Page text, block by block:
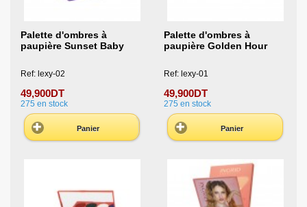
Palette d'ombres à
paupière Sunset Baby
Ref: lexy-02
49,900DT
275 en stock
Panier
Palette d'ombres à
paupière Golden Hour
Ref: lexy-01
49,900DT
275 en stock
Panier